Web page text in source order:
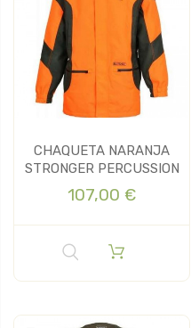
CHAQUETA NARANJA
STRONGER PERCUSSION
107,00 €